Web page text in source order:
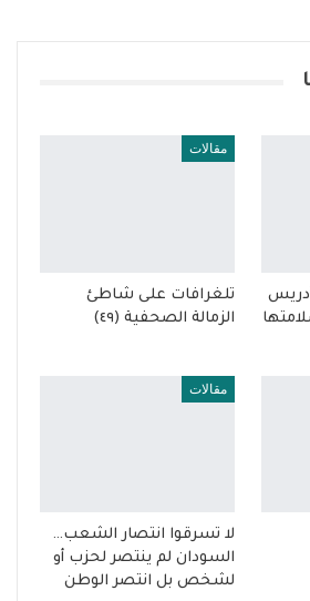
مقالات
تلغرافات على شاطئ
الزمالة الصحفية (٤٩)
مقالات
لا تسرقوا انتصار الشعب…
السودان لم ينتصر لحزب أو
لشخص بل انتصر الوطن